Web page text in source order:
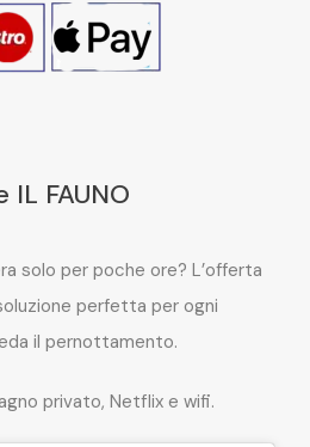
FAUNO
solo per poche ore? L’offerta
perfetta per ogni
il pernottamento.
privato, Netflix e wifi.